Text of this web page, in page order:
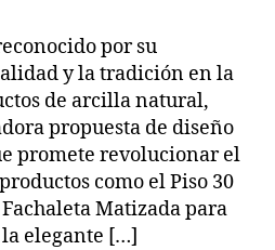
por su
y la tradición en la
de arcilla natural,
propuesta de diseño
promete revolucionar el
como el Piso 30
Matizada para
elegante […]